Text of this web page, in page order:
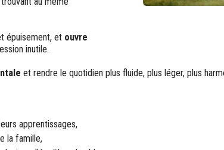
épuisement, et ouvre
inutile.
et rendre le quotidien plus fluide, plus léger, plus
apprentissages,
la famille,